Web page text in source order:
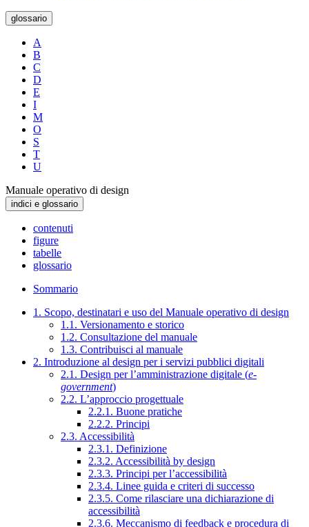
glossario
A
B
C
D
E
I
M
O
S
T
U
Manuale operativo di design
indici e glossario
contenuti
figure
tabelle
glossario
Sommario
1. Scopo, destinatari e uso del Manuale operativo di design
1.1. Versionamento e storico
1.2. Consultazione del manuale
1.3. Contribuisci al manuale
2. Introduzione al design per i servizi pubblici digitali
2.1. Design per l’amministrazione digitale (e-
government)
2.2. L’approccio progettuale
2.2.1. Buone pratiche
2.2.2. Principi
2.3. Accessibilità
2.3.1. Definizione
2.3.2. Accessibilità by design
2.3.3. Principi per l’accessibilità
2.3.4. Linee guida e criteri di successo
2.3.5. Come rilasciare una dichiarazione di
accessibilità
2.3.6. Meccanismo di feedback e procedura di